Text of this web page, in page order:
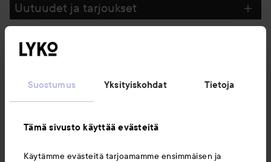
Suostumus Yksityiskohdat Tietoja
Tämä sivusto käyttää evästeitä
Käytämme evästeitä tarjoamamme ensimmäisen ja
Uutuudet ja tarjoukset
Seuraa meitä
Asiakaspalvelu
Tietoja